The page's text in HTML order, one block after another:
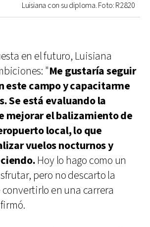
Luisiana con su diploma. Foto: R2820
en el futuro, Luisiana
"Me gustaría seguir
este campo y capacitarme
Se está evaluando la
mejorar el balizamiento de
local, lo que
vuelos nocturnos y
Hoy lo hago como un
pero no descarto la
en una carrera